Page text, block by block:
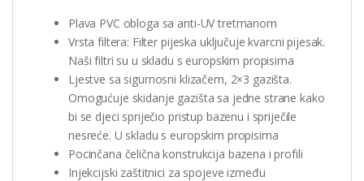
Plava PVC obloga sa anti-UV tretmanom
Vrsta filtera: Filter pijeska uključuje kvarcni pijesak.
Naši filtri su u skladu s europskim propisima
Ljestve sa sigurnosni klizačem, 2×3 gazišta.
Omogućuje skidanje gazišta sa jedne strane kako
bi se djeci spriječio pristup bazenu i spriječile
nesreće. U skladu s europskim propisima
Pocinčana čelična konstrukcija bazena i profili
Injekcijski zaštitnici za spojeve između